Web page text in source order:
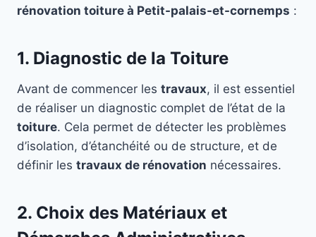
rénovation toiture à Petit-palais-et-cornemps :
1. Diagnostic de la Toiture
Avant de commencer les travaux, il est essentiel
de réaliser un diagnostic complet de l’état de la
toiture. Cela permet de détecter les problèmes
d’isolation, d’étanchéité ou de structure, et de
définir les travaux de rénovation nécessaires.
2. Choix des Matériaux et